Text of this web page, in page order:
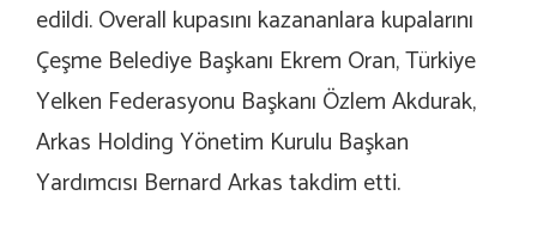
edildi. Overall kupasını kazananlara kupalarını
Çeşme Belediye Başkanı Ekrem Oran, Türkiye
Yelken Federasyonu Başkanı Özlem Akdurak,
Arkas Holding Yönetim Kurulu Başkan
Yardımcısı Bernard Arkas takdim etti.